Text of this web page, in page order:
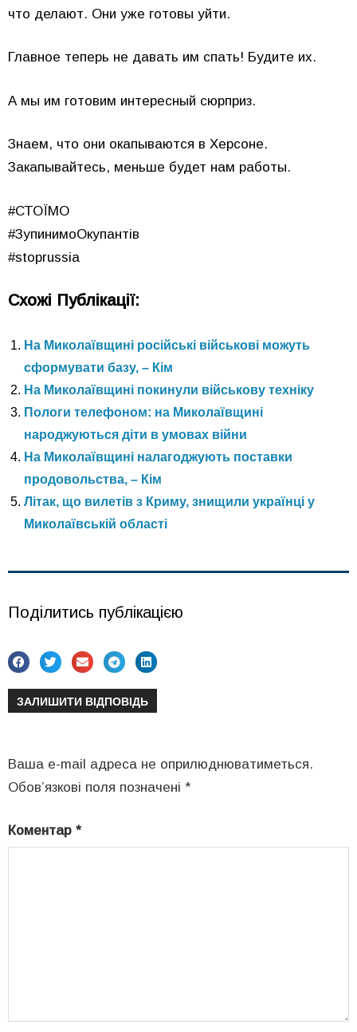
что делают. Они уже готовы уйти.
Главное теперь не давать им спать! Будите их.
А мы им готовим интересный сюрприз.
Знаем, что они окапываются в Херсоне.
Закапывайтесь, меньше будет нам работы.
#СТОЇМО
#ЗупинимоОкупантів
#stoprussia
Схожі Публікації:
На Миколаївщині російські військові можуть
сформувати базу, – Кім
На Миколаївщині покинули військову техніку
Пологи телефоном: на Миколаївщині
народжуються діти в умовах війни
На Миколаївщині налагоджують поставки
продовольства, – Кім
Літак, що вилетів з Криму, знищили українці у
Миколаївській області
Поділитись публікацією
ЗАЛИШИТИ ВІДПОВІДЬ
Ваша e-mail адреса не оприлюднюватиметься.
Обов’язкові поля позначені *
Коментар *